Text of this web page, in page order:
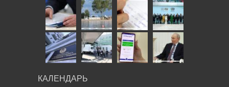
КАЛЕНДАРЬ